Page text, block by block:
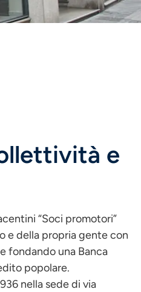
e
“Soci promotori”
e della propria gente con
fondando una Banca
popolare.
nella sede di via